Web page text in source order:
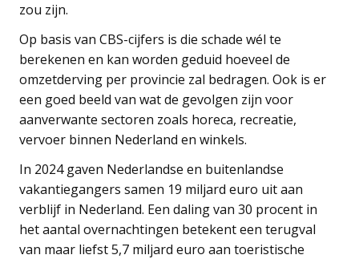
zou zijn.
Op basis van CBS-cijfers is die schade wél te
berekenen en kan worden geduid hoeveel de
omzetderving per provincie zal bedragen. Ook is er
een goed beeld van wat de gevolgen zijn voor
aanverwante sectoren zoals horeca, recreatie,
vervoer binnen Nederland en winkels.
In 2024 gaven Nederlandse en buitenlandse
vakantiegangers samen 19 miljard euro uit aan
verblijf in Nederland. Een daling van 30 procent in
het aantal overnachtingen betekent een terugval
van maar liefst 5,7 miljard euro aan toeristische